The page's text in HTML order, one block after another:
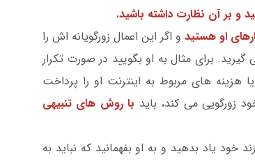
و بر آن نظارت داشته باشید.
او هستید و اگر این اعمال زورگویانه اش را
برای مثال به او بگویید در صورت تکرار
هزینه های مربوط به اینترنت او را پرداخت
زورگویی می کند، باید با روش های تنبیهی
خود یاد بدهید و به او بفهمانید که نباید به